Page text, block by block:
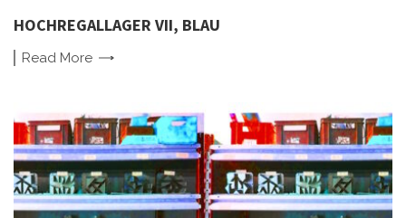
HOCHREGALLAGER VII, BLAU
Read More